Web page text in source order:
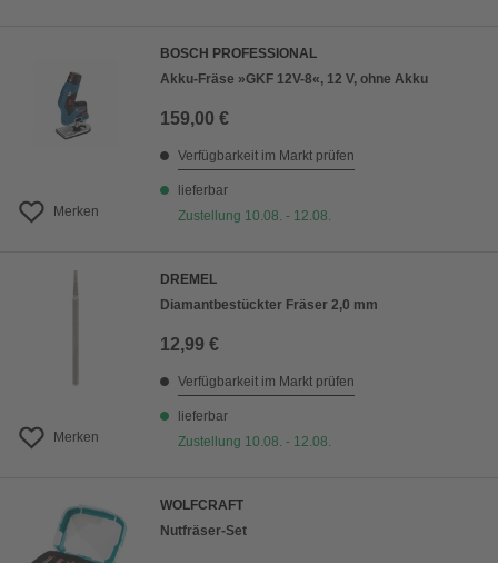
Merken
BOSCH PROFESSIONAL
Akku-Fräse »GKF 12V-8«, 12 V, ohne Akku
159,00 €
Verfügbarkeit im Markt prüfen
lieferbar
Zustellung 10.08. - 12.08.
Merken
DREMEL
Diamantbestückter Fräser 2,0 mm
12,99 €
Verfügbarkeit im Markt prüfen
lieferbar
Zustellung 10.08. - 12.08.
WOLFCRAFT
Nutfräser-Set